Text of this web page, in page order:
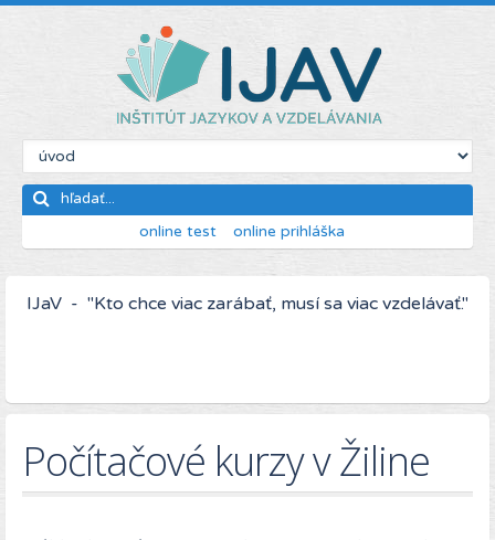
online test online prihláška
IJaV - "Kto chce viac zarábať, musí sa viac vzdelávať."
Počítačové kurzy v Žiline